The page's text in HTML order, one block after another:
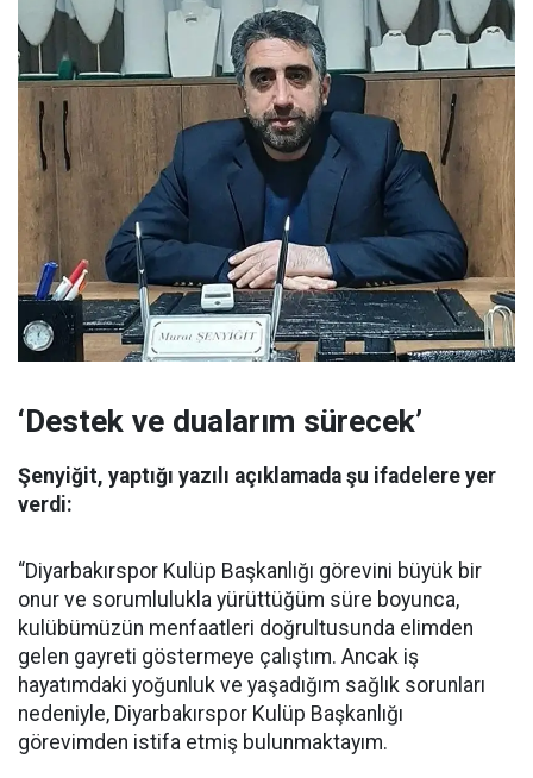
‘Destek ve dualarım sürecek’
Şenyiğit, yaptığı yazılı açıklamada şu ifadelere yer
verdi:
“Diyarbakırspor Kulüp Başkanlığı görevini büyük bir
onur ve sorumlulukla yürüttüğüm süre boyunca,
kulübümüzün menfaatleri doğrultusunda elimden
gelen gayreti göstermeye çalıştım. Ancak iş
hayatımdaki yoğunluk ve yaşadığım sağlık sorunları
nedeniyle, Diyarbakırspor Kulüp Başkanlığı
görevimden istifa etmiş bulunmaktayım.